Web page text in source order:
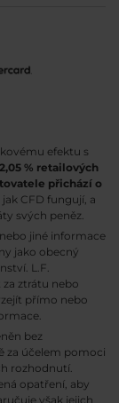
efektu s
% retailových
přichází o
CFD fungují, a
svých peněz.
jiné informace
jako obecný
L.F.
ztrátu nebo
přímo nebo
bez
za účelem pomoci
rozhodnutí.
opatření, aby
však jejich